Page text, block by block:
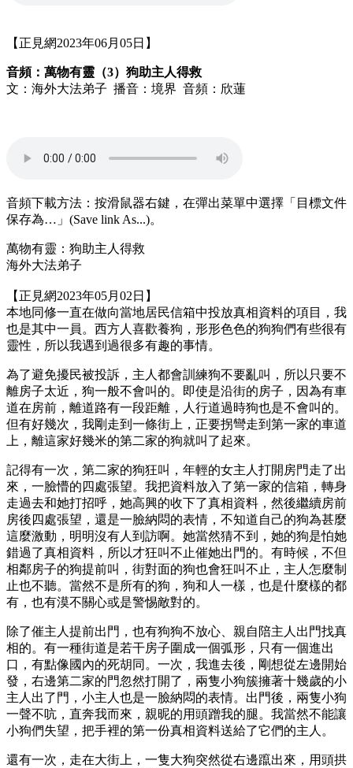
【正見網2023年06月05日】
音頻：萬物有靈（3）狗助主人得救
文：海外大法弟子 播音：境界 音頻：欣蓮
音頻下載方法：按滑鼠器右鍵，在彈出菜單中選擇「目標文件
保存為…」(Save link As...)。
萬物有靈：狗助主人得救
海外大法弟子
【正見網2023年05月02日】
本地同修一直在做向當地居民信箱中投放真相資料的項目，我
也是其中一員。西方人喜歡養狗，形形色色的狗狗們有些很有
靈性，所以我遇到過很多有趣的事情。
為了避免擾民被投訴，主人都會訓練狗不要亂叫，所以只要不
離房子太近，狗一般不會叫的。即使是沿街的房子，因為有車
道在房前，離道路有一段距離，人行道過時狗也是不會叫的。
但有好幾次，我剛走到一條街上，正要拐彎走到第一家的車道
上，離這家好幾米的第二家的狗就叫了起來。
記得有一次，第二家的狗狂叫，年輕的女主人打開房門走了出
來，一臉懵的四處張望。我把資料放入了第一家的信箱，轉身
走過去和她打招呼，她高興的收下了真相資料，然後繼續房前
房後四處張望，還是一臉納悶的表情，不知道自己的狗為甚麼
這麼激動，明明沒有人到訪啊。她當然猜不到，她的狗是怕她
錯過了真相資料，所以才狂叫不止催她出門的。有時候，不但
相鄰房子的狗提前叫，街對面的狗也會狂叫不止，主人怎麼制
止也不聽。當然不是所有的狗，狗和人一樣，也是什麼樣的都
有，也有漠不關心或是警惕敵對的。
除了催主人提前出門，也有狗狗不放心、親自陪主人出門找真
相的。有一種街道是若干房子圍成一個弧形，只有一個進出
口，有點像國內的死胡同。一次，我進去後，剛想從左邊開始
發，右邊第二家的門忽然打開了，兩隻小狗簇擁著十幾歲的小
主人出了門，小主人也是一臉納悶的表情。出門後，兩隻小狗
一聲不吭，直奔我而來，親昵的用頭蹭我的腿。我當然不能讓
小狗們失望，把手裡的第一份真相資料送給了它們的主人。
還有一次，走在大街上，一隻大狗突然從右邊躥出來，用頭拱